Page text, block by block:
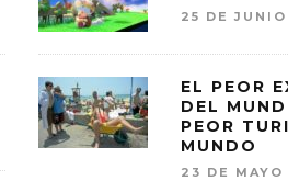
25 DE
EL PEOR
DEL
PEOR
MUNDO
23 DE